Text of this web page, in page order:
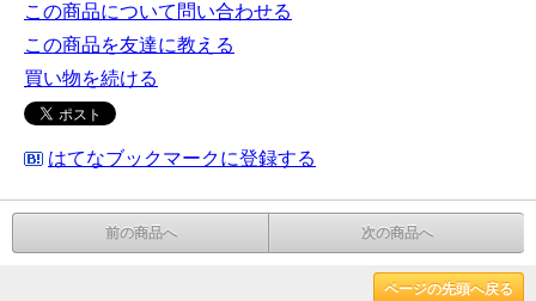
この商品について問い合わせる
この商品を友達に教える
買い物を続ける
はてなブックマークに登録する
前の商品へ 次の商品へ
ページの先頭へ戻る